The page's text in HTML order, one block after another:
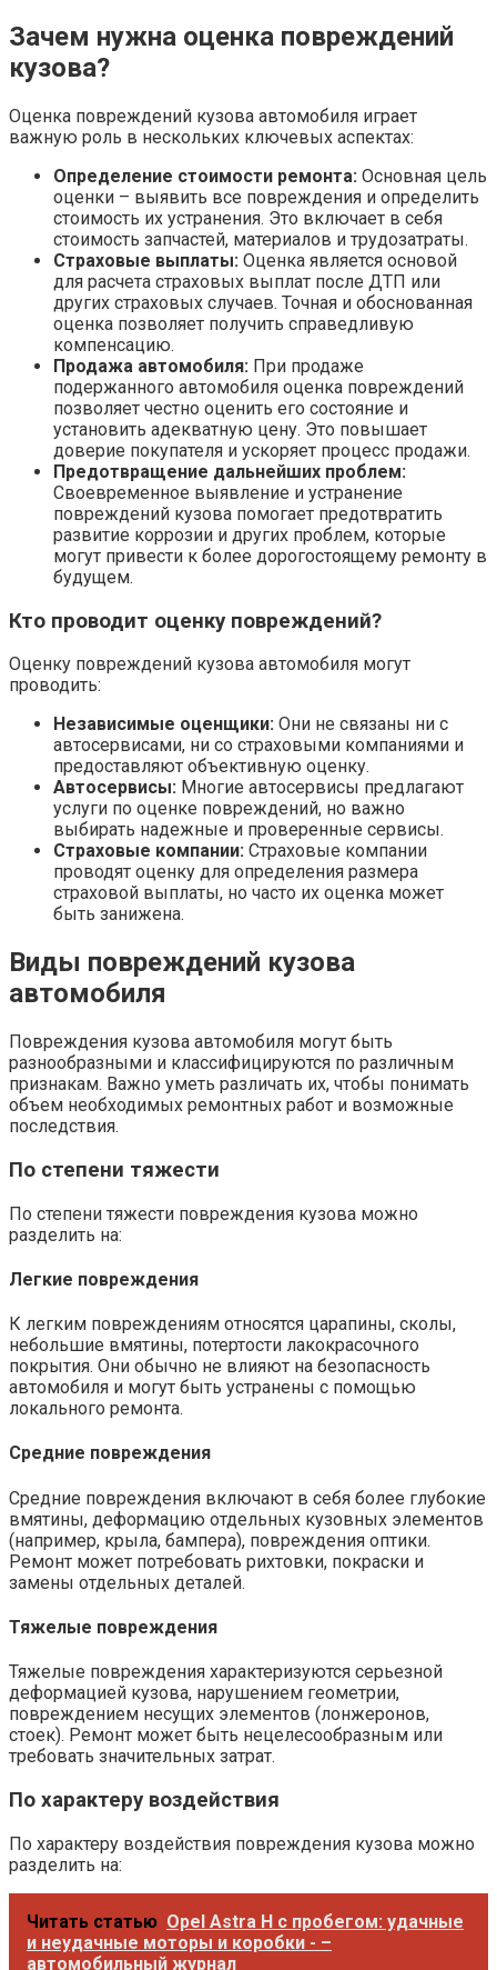
Зачем нужна оценка повреждений
кузова?
Оценка повреждений кузова автомобиля играет
важную роль в нескольких ключевых аспектах:
Определение стоимости ремонта: Основная цель
оценки – выявить все повреждения и определить
стоимость их устранения. Это включает в себя
стоимость запчастей, материалов и трудозатраты.
Страховые выплаты: Оценка является основой
для расчета страховых выплат после ДТП или
других страховых случаев. Точная и обоснованная
оценка позволяет получить справедливую
компенсацию.
Продажа автомобиля: При продаже
подержанного автомобиля оценка повреждений
позволяет честно оценить его состояние и
установить адекватную цену. Это повышает
доверие покупателя и ускоряет процесс продажи.
Предотвращение дальнейших проблем:
Своевременное выявление и устранение
повреждений кузова помогает предотвратить
развитие коррозии и других проблем, которые
могут привести к более дорогостоящему ремонту в
будущем.
Кто проводит оценку повреждений?
Оценку повреждений кузова автомобиля могут
проводить:
Независимые оценщики: Они не связаны ни с
автосервисами, ни со страховыми компаниями и
предоставляют объективную оценку.
Автосервисы: Многие автосервисы предлагают
услуги по оценке повреждений, но важно
выбирать надежные и проверенные сервисы.
Страховые компании: Страховые компании
проводят оценку для определения размера
страховой выплаты, но часто их оценка может
быть занижена.
Виды повреждений кузова
автомобиля
Повреждения кузова автомобиля могут быть
разнообразными и классифицируются по различным
признакам. Важно уметь различать их, чтобы понимать
объем необходимых ремонтных работ и возможные
последствия.
По степени тяжести
По степени тяжести повреждения кузова можно
разделить на:
Легкие повреждения
К легким повреждениям относятся царапины, сколы,
небольшие вмятины, потертости лакокрасочного
покрытия. Они обычно не влияют на безопасность
автомобиля и могут быть устранены с помощью
локального ремонта.
Средние повреждения
Средние повреждения включают в себя более глубокие
вмятины, деформацию отдельных кузовных элементов
(например, крыла, бампера), повреждения оптики.
Ремонт может потребовать рихтовки, покраски и
замены отдельных деталей.
Тяжелые повреждения
Тяжелые повреждения характеризуются серьезной
деформацией кузова, нарушением геометрии,
повреждением несущих элементов (лонжеронов,
стоек). Ремонт может быть нецелесообразным или
требовать значительных затрат.
По характеру воздействия
По характеру воздействия повреждения кузова можно
разделить на:
Читать статью Opel Astra H с пробегом: удачные
и неудачные моторы и коробки - –
автомобильный журнал